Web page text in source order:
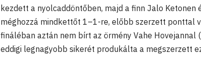
kezdett a nyolcaddöntőben, majd a finn Jalo Ketonen
méghozzá mindkettőt 1–1-re, előbb szerzett ponttal
fináléban aztán nem bírt az örmény Vahe Hovejannal
eddigi legnagyobb sikerét produkálta a megszerzett